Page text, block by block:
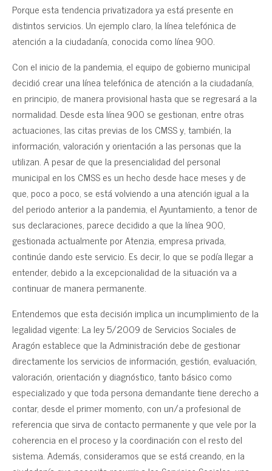
Porque esta tendencia privatizadora ya está presente en
distintos servicios. Un ejemplo claro, la línea telefónica de
atención a la ciudadanía, conocida como línea 900.
Con el inicio de la pandemia, el equipo de gobierno municipal
decidió crear una línea telefónica de atención a la ciudadanía,
en principio, de manera provisional hasta que se regresará a la
normalidad. Desde esta línea 900 se gestionan, entre otras
actuaciones, las citas previas de los CMSS y, también, la
información, valoración y orientación a las personas que la
utilizan. A pesar de que la presencialidad del personal
municipal en los CMSS es un hecho desde hace meses y de
que, poco a poco, se está volviendo a una atención igual a la
del periodo anterior a la pandemia, el Ayuntamiento, a tenor de
sus declaraciones, parece decidido a que la línea 900,
gestionada actualmente por Atenzia, empresa privada,
continúe dando este servicio. Es decir, lo que se podía llegar a
entender, debido a la excepcionalidad de la situación va a
continuar de manera permanente.
Entendemos que esta decisión implica un incumplimiento de la
legalidad vigente: La ley 5/2009 de Servicios Sociales de
Aragón establece que la Administración debe de gestionar
directamente los servicios de información, gestión, evaluación,
valoración, orientación y diagnóstico, tanto básico como
especializado y que toda persona demandante tiene derecho a
contar, desde el primer momento, con un/a profesional de
referencia que sirva de contacto permanente y que vele por la
coherencia en el proceso y la coordinación con el resto del
sistema. Además, consideramos que se está creando, en la